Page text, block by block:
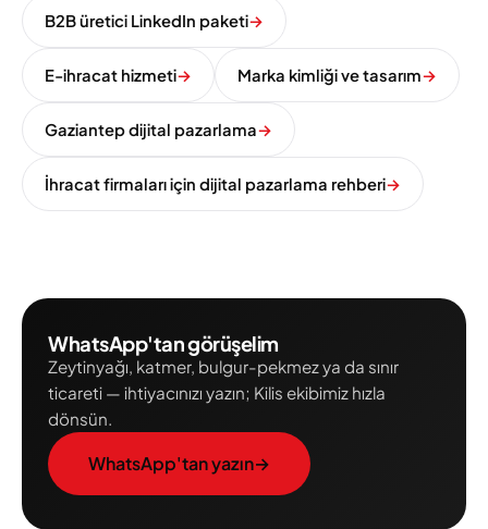
B2B üretici LinkedIn paketi→
E-ihracat hizmeti→ Marka kimliği ve tasarım→
Gaziantep dijital pazarlama→
İhracat firmaları için dijital pazarlama rehberi→
WhatsApp'tan görüşelim
Zeytinyağı, katmer, bulgur-pekmez ya da sınır
ticareti — ihtiyacınızı yazın; Kilis ekibimiz hızla
dönsün.
WhatsApp'tan yazın→